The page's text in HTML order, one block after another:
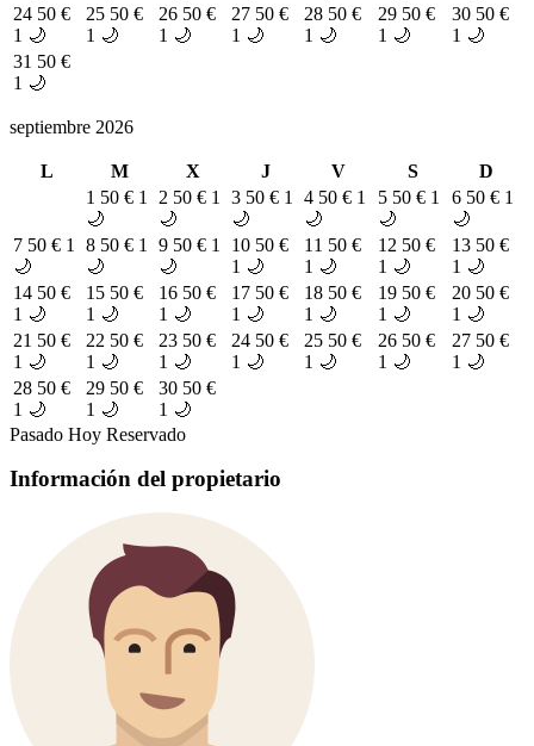
24 50 €
1 🌙
25 50 €
1 🌙
26 50 €
1 🌙
27 50 €
1 🌙
28 50 €
1 🌙
29 50 €
1 🌙
30 50 €
1 🌙
31 50 €
1 🌙
septiembre 2026
L M X J V S
D
1 50 € 1
🌙
2 50 € 1
🌙
3 50 € 1
🌙
4 50 € 1
🌙
5 50 € 1
🌙
6 50 € 1
🌙
7 50 € 1
🌙
8 50 € 1
🌙
9 50 € 1
🌙
10 50 €
1 🌙
11 50 €
1 🌙
12 50 €
1 🌙
13 50 €
1 🌙
14 50 €
1 🌙
15 50 €
1 🌙
16 50 €
1 🌙
17 50 €
1 🌙
18 50 €
1 🌙
19 50 €
1 🌙
20 50 €
1 🌙
21 50 €
1 🌙
22 50 €
1 🌙
23 50 €
1 🌙
24 50 €
1 🌙
25 50 €
1 🌙
26 50 €
1 🌙
27 50 €
1 🌙
28 50 €
1 🌙
29 50 €
1 🌙
30 50 €
1 🌙
Pasado Hoy Reservado
Información del propietario